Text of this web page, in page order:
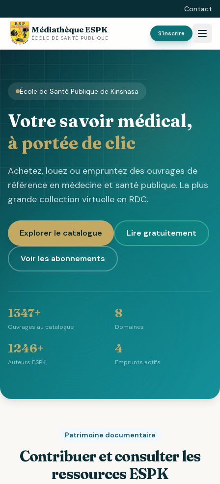
Contact
Médiathèque ESPK
ÉCOLE DE SANTÉ PUBLIQUE
S'inscrire
École de Santé Publique de Kinshasa
Votre savoir médical,
à portée de clic
Achetez, louez ou empruntez des ouvrages de
référence en médecine et santé publique. La plus
grande collection virtuelle en RDC.
Explorer le catalogue Lire gratuitement
Voir les abonnements
1347+
Ouvrages au catalogue
8
Domaines
1246+
Auteurs ESPK
4
Emprunts actifs
Patrimoine documentaire
Contribuer et consulter les
ressources ESPK